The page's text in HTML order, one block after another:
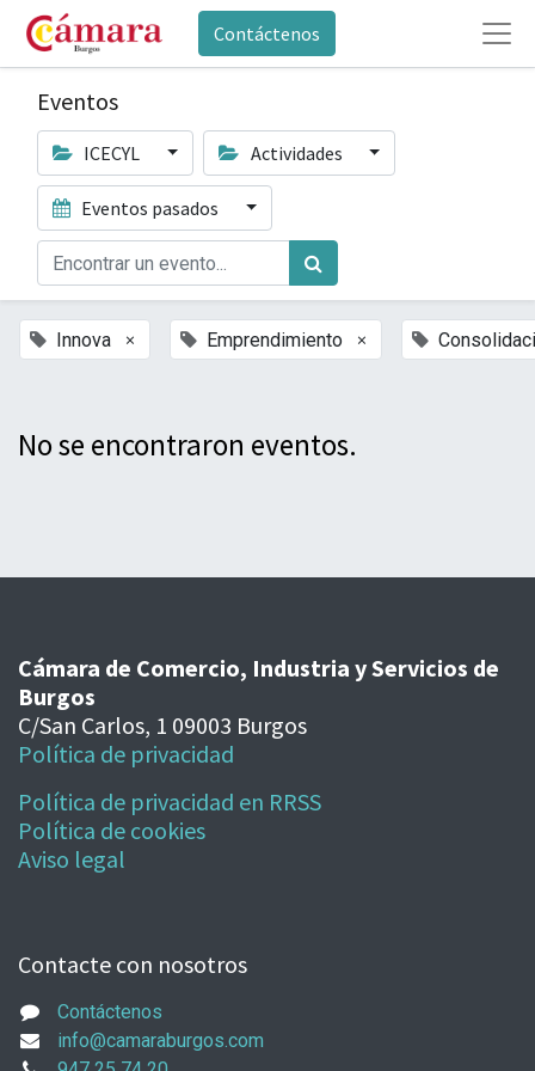
Contáctenos
Eventos
ICECYL Actividades
Eventos pasados
Innova × Emprendimiento ×
No se encontraron eventos.
Cámara de Comercio, Industria y Servicios de
Burgos
C/San Carlos, 1 09003 Burgos
Política de privacidad
Política de privacidad en RRSS
Política de cookies
Aviso legal
Contacte con nosotros
Contáctenos
info@camaraburgos.com